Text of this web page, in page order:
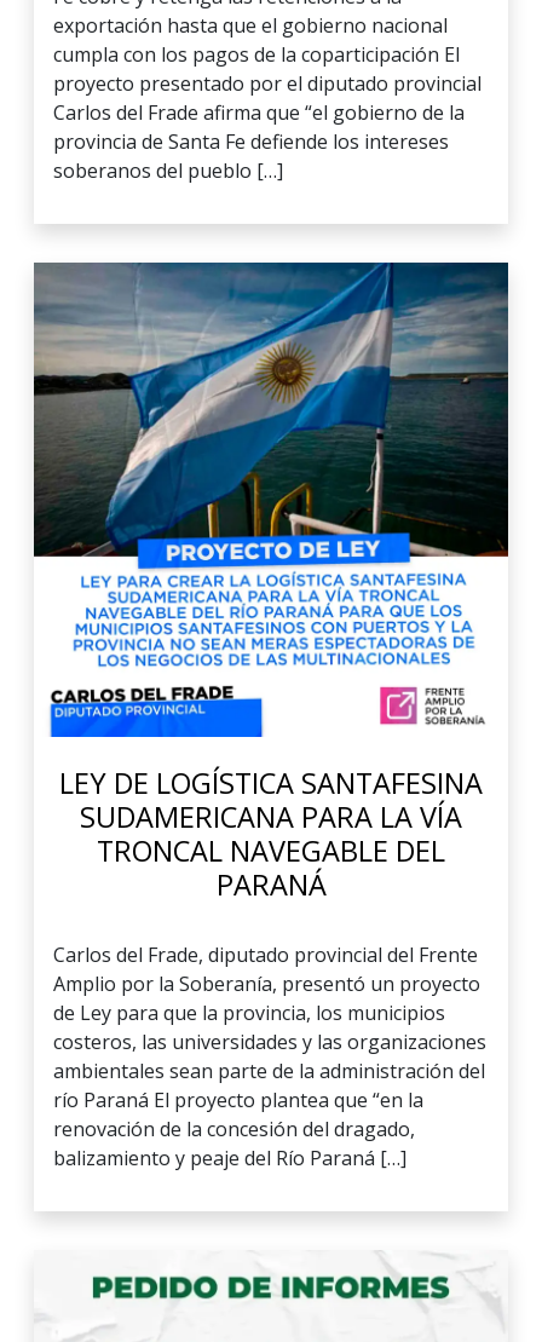
exportación hasta que el gobierno nacional
cumpla con los pagos de la coparticipación El
proyecto presentado por el diputado provincial
Carlos del Frade afirma que “el gobierno de la
provincia de Santa Fe defiende los intereses
soberanos del pueblo […]
LEY DE LOGÍSTICA SANTAFESINA
SUDAMERICANA PARA LA VÍA
TRONCAL NAVEGABLE DEL
PARANÁ
Carlos del Frade, diputado provincial del Frente
Amplio por la Soberanía, presentó un proyecto
de Ley para que la provincia, los municipios
costeros, las universidades y las organizaciones
ambientales sean parte de la administración del
río Paraná El proyecto plantea que “en la
renovación de la concesión del dragado,
balizamiento y peaje del Río Paraná […]